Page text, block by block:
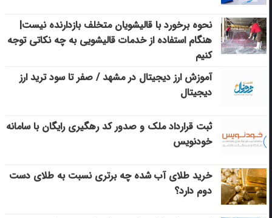
نحوه برخورد با قالیشویان متخلف بازدارنده نیست|
هنگام استفاده از خدمات قالیشویی به چه نکاتی توجه
کنیم
آموزش ارز دیجیتال در مشهد / صفر تا سود ترید ارز
دیجیتال
ثبت قرارداد ملک و صدور کد رهگیری رایگان با سامانه
خودنویس
خرید طلای آب شده چه برتری نسبت به طلای دست
دوم دارد؟